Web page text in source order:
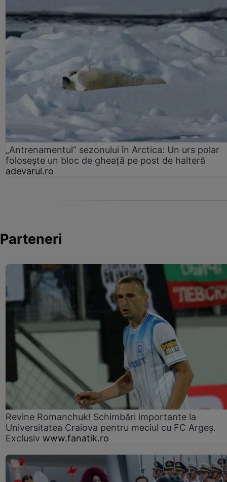
„Antrenamentul” sezonului în Arctica: Un urs polar
folosește un bloc de gheață pe post de halteră
adevarul.ro
Parteneri
Revine Romanchuk! Schimbări importante la
Universitatea Craiova pentru meciul cu FC Argeş.
Exclusiv www.fanatik.ro